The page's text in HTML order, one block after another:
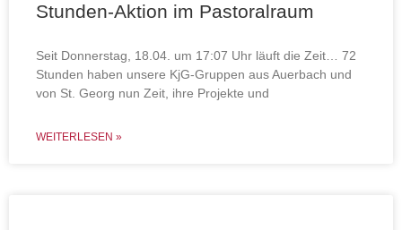
Stunden-Aktion im Pastoralraum
Seit Donnerstag, 18.04. um 17:07 Uhr läuft die Zeit… 72
Stunden haben unsere KjG-Gruppen aus Auerbach und
von St. Georg nun Zeit, ihre Projekte und
WEITERLESEN »